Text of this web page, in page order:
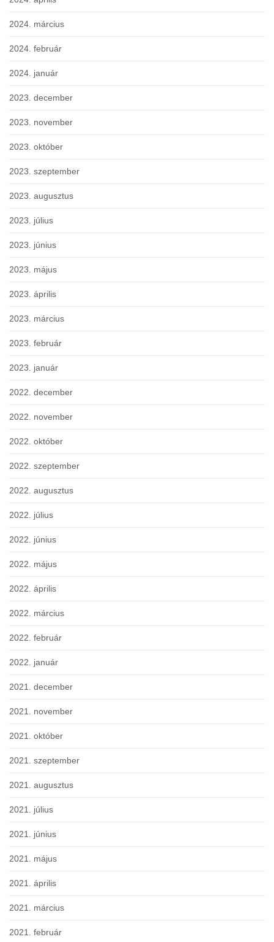
2024. március
2024. február
2024. január
2023. december
2023. november
2023. október
2023. szeptember
2023. augusztus
2023. július
2023. június
2023. május
2023. április
2023. március
2023. február
2023. január
2022. december
2022. november
2022. október
2022. szeptember
2022. augusztus
2022. július
2022. június
2022. május
2022. április
2022. március
2022. február
2022. január
2021. december
2021. november
2021. október
2021. szeptember
2021. augusztus
2021. július
2021. június
2021. május
2021. április
2021. március
2021. február